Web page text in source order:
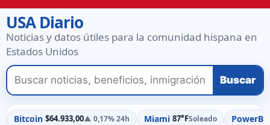
USA Diario
Noticias y datos útiles para la comunidad hispana en
Estados Unidos
Buscar
Bitcoin $64.933,00▲ 0,17% 24h Miami 87°FSoleado